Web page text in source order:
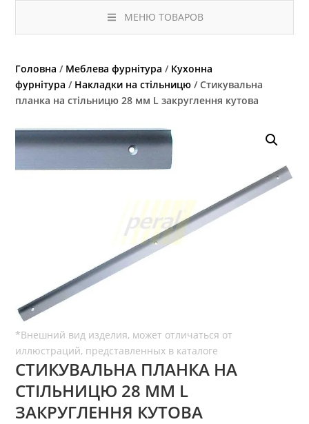
МЕНЮ ТОВАРОВ
Головна / Меблева фурнітура / Кухонна
фурнітура / Накладки на стільницю / Стикувальна
планка на стільницю 28 мм L закруглення кутова
СТИКУВАЛЬНА ПЛАНКА НА
СТІЛЬНИЦЮ 28 ММ L
ЗАКРУГЛЕННЯ КУТОВА